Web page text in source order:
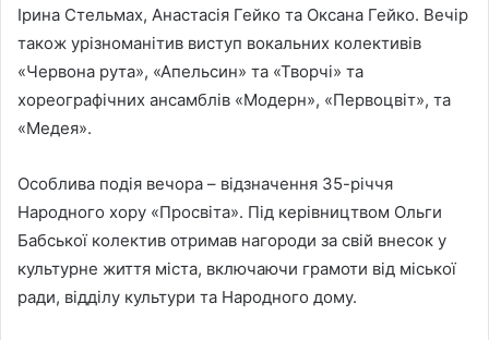
Ірина Стельмах, Анастасія Гейко та Оксана Гейко. Вечір
також урізноманітив виступ вокальних колективів
«Червона рута», «Апельсин» та «Творчі» та
хореографічних ансамблів «Модерн», «Первоцвіт», та
«Медея».
Особлива подія вечора – відзначення 35-річчя
Народного хору «Просвіта». Під керівництвом Ольги
Бабської колектив отримав нагороди за свій внесок у
культурне життя міста, включаючи грамоти від міської
ради, відділу культури та Народного дому.